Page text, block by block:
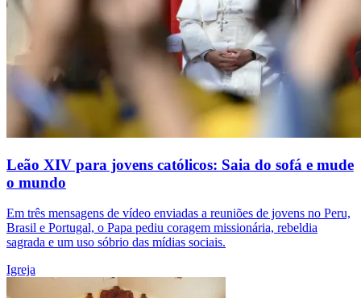
Leão XIV para jovens católicos: Saia do sofá e mude
o mundo
Em três mensagens de vídeo enviadas a reuniões de jovens no Peru,
Brasil e Portugal, o Papa pediu coragem missionária, rebeldia
sagrada e um uso sóbrio das mídias sociais.
Igreja